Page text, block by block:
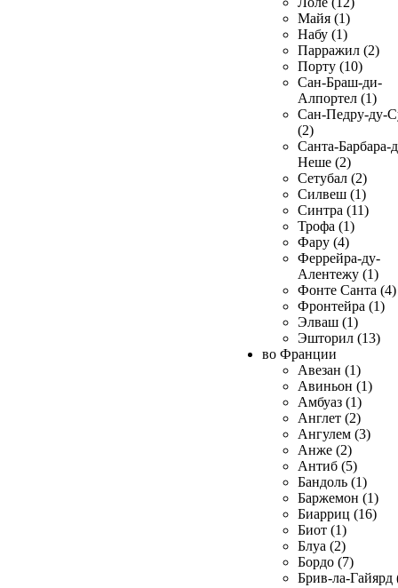
Майя (1)
Набу (1)
Парражил (2)
Порту (10)
Сан-Браш-ди-
Алпортел (1)
Сан-Педру-ду-
(2)
Санта-Барбара-
Неше (2)
Сетубал (2)
Силвеш (1)
Синтра (11)
Трофа (1)
Фару (4)
Феррейра-ду-
Алентежу (1)
Фонте Санта (4)
Фронтейра (1)
Элваш (1)
Эшторил (13)
во Франции
Авезан (1)
Авиньон (1)
Амбуаз (1)
Англет (2)
Ангулем (3)
Анже (2)
Антиб (5)
Бандоль (1)
Баржемон (1)
Биарриц (16)
Биот (1)
Блуа (2)
Бордо (7)
Брив-ла-Гайярд